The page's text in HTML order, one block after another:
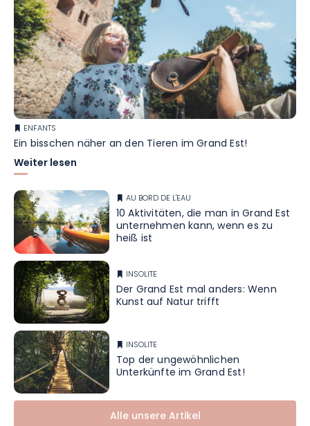
ENFANTS
Ein bisschen näher an den Tieren im Grand Est!
Weiter lesen
AU BORD DE L'EAU
10 Aktivitäten, die man in Grand Est
unternehmen kann, wenn es zu
heiß ist
INSOLITE
Der Grand Est mal anders: Wenn
Kunst auf Natur trifft
INSOLITE
Top der ungewöhnlichen
Unterkünfte im Grand Est!
Alle unsere Artikel